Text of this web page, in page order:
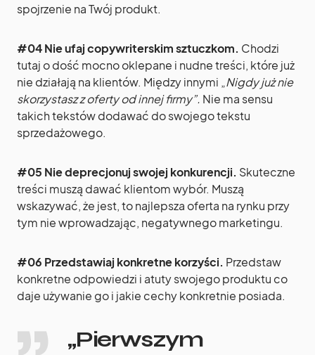
spojrzenie na Twój produkt.
#04 Nie ufajcopywriterskimsztuczkom. Chodzi
tutaj o dość mocno oklepane i nudne treści, które już
nie działają na klientów. Między innymi „Nigdy już nie
skorzystasz z oferty od innej firmy”. Nie ma sensu
takich tekstów dodawać do swojego tekstu
sprzedażowego.
#05 Nie deprecjonuj swojej konkurencji. Skuteczne
treści muszą dawać klientom wybór. Muszą
wskazywać, że jest, to najlepsza oferta na rynku przy
tym nie wprowadzając, negatywnego marketingu.
#06 Przedstawiaj konkretne korzyści. Przedstaw
konkretne odpowiedzi i atuty swojego produktu co
daje używanie go i jakie cechy konkretnie posiada.
„Pierwszym